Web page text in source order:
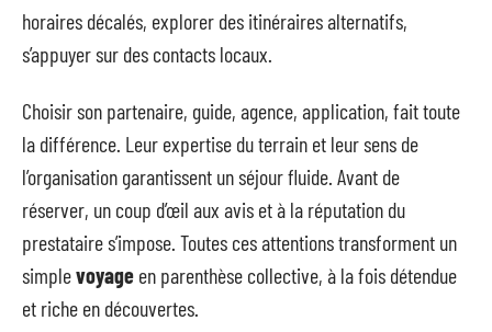
horaires décalés, explorer des itinéraires alternatifs,
s’appuyer sur des contacts locaux.
Choisir son partenaire, guide, agence, application, fait toute
la différence. Leur expertise du terrain et leur sens de
l’organisation garantissent un séjour fluide. Avant de
réserver, un coup d’œil aux avis et à la réputation du
prestataire s’impose. Toutes ces attentions transforment un
simplevoyage en parenthèse collective, à la fois détendue
et riche en découvertes.